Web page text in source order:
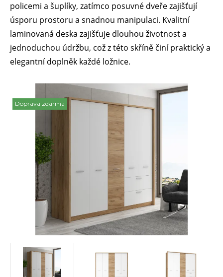
policemi a šuplíky, zatímco posuvné dveře zajišťují
úsporu prostoru a snadnou manipulaci. Kvalitní
laminovaná deska zajišťuje dlouhou životnost a
jednoduchou údržbu, což z této skříně činí praktický a
elegantní doplněk každé ložnice.
Doprava zdarma